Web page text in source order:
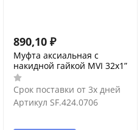
890,10 ₽
Муфта аксиальная с
накидной гайкой MVI 32x1”
Срок поставки от 3х дней
Артикул SF.424.0706